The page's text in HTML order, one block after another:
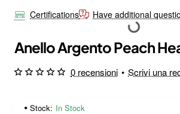
Certifications Have additional
Anello Argento Peach
Stock: In Stock
0 recensioni • Scrivi una